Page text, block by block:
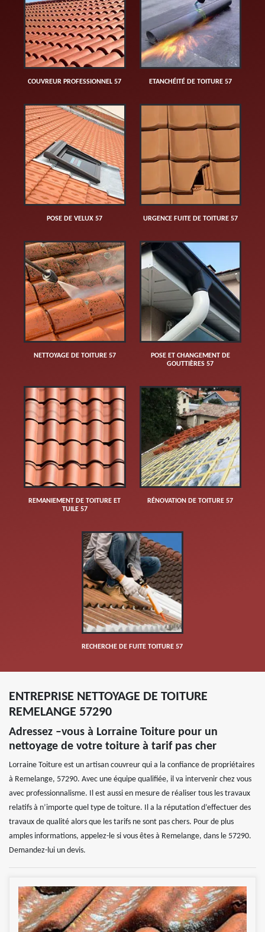
COUVREUR PROFESSIONNEL 57 ETANCHÉITÉ DE TOITURE 57
POSE DE VELUX 57 URGENCE FUITE DE TOITURE 57
NETTOYAGE DE TOITURE 57
POSE ET CHANGEMENT DE
GOUTTIÈRES 57
REMANIEMENT DE TOITURE ET
TUILE 57
RÉNOVATION DE TOITURE 57
RECHERCHE DE FUITE TOITURE 57
ENTREPRISE NETTOYAGE DE TOITURE
REMELANGE 57290
Adressez –vous à Lorraine Toiture pour un
nettoyage de votre toiture à tarif pas cher
Lorraine Toiture est un artisan couvreur qui a la confiance de propriétaires
à Remelange, 57290. Avec une équipe qualifiée, il va intervenir chez vous
avec professionnalisme. Il est aussi en mesure de réaliser tous les travaux
relatifs à n’importe quel type de toiture. Il a la réputation d’effectuer des
travaux de qualité alors que les tarifs ne sont pas chers. Pour de plus
amples informations, appelez-le si vous êtes à Remelange, dans le 57290.
Demandez-lui un devis.